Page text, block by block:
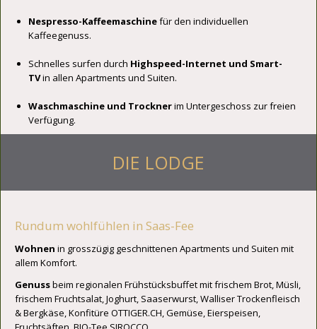
Nespresso-Kaffeemaschinefür den individuellen
Kaffeegenuss.
Schnelles surfen durch Highspeed-Internet und Smart-
TVin allen Apartments und Suiten.
Waschmaschine und Trocknerim Untergeschoss zur freien
Verfügung.
DIE LODGE
Rundum wohlfühlen in Saas-Fee
Wohnen in grosszügig geschnittenen Apartments und Suiten mit
allem Komfort.
Genussbeim regionalen Frühstücksbuffet mit frischem Brot, Müsli,
frischem Fruchtsalat, Joghurt, Saaserwurst, Walliser Trockenfleisch
& Bergkäse, Konfitüre OTTIGER.CH, Gemüse, Eierspeisen,